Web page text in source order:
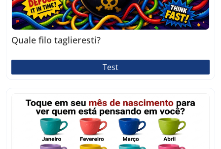
Quale filo taglieresti?
Test